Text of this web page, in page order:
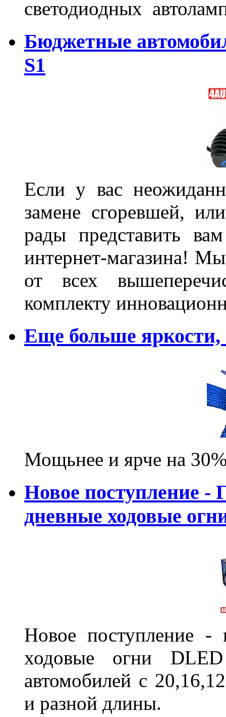
светодиодных
Бюджетные
S1
Если у вас
замене сгоревшей,
рады представить
интернет-магазина!
от всех
комплекту
Еще больше
Мощьнее и ярче на
Новое поступление -
дневные ходовые
Новое поступление -
ходовые огни
автомобилей с
и разной длины.